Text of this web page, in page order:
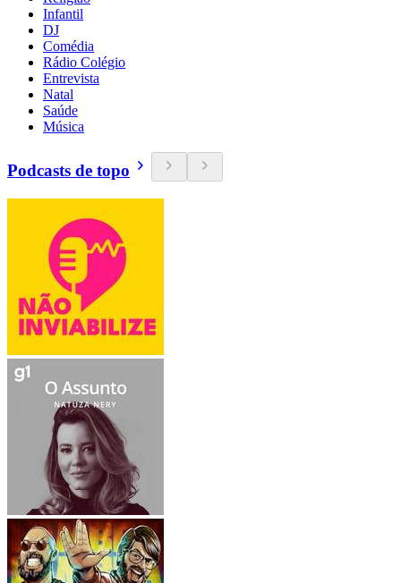
Infantil
DJ
Comédia
Rádio Colégio
Entrevista
Natal
Saúde
Música
Podcasts de topo